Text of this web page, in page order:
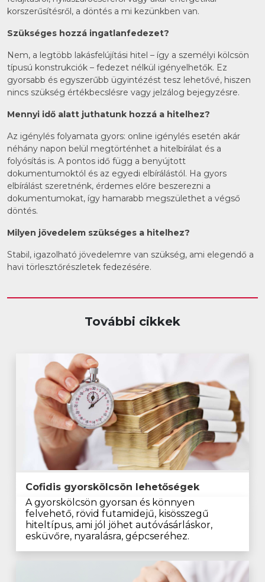
korszerűsítésről, a döntés a mi kezünkben van.
Szükséges hozzá ingatlanfedezet?
Nem, a legtöbb lakásfelújítási hitel – így a személyi kölcsön
típusú konstrukciók – fedezet nélkül igényelhetők. Ez
gyorsabb és egyszerűbb ügyintézést tesz lehetővé, hiszen
nincs szükség értékbecslésre vagy jelzálog bejegyzésre.
Mennyi idő alatt juthatunk hozzá a hitelhez?
Az igénylés folyamata gyors: online igénylés esetén akár
néhány napon belül megtörténhet a hitelbírálat és a
folyósítás is. A pontos idő függ a benyújtott
dokumentumoktól és az egyedi elbírálástól. Ha gyors
elbírálást szeretnénk, érdemes előre beszerezni a
dokumentumokat, így hamarabb megszülethet a végső
döntés.
Milyen jövedelem szükséges a hitelhez?
Stabil, igazolható jövedelemre van szükség, ami elegendő a
havi törlesztőrészletek fedezésére.
További cikkek